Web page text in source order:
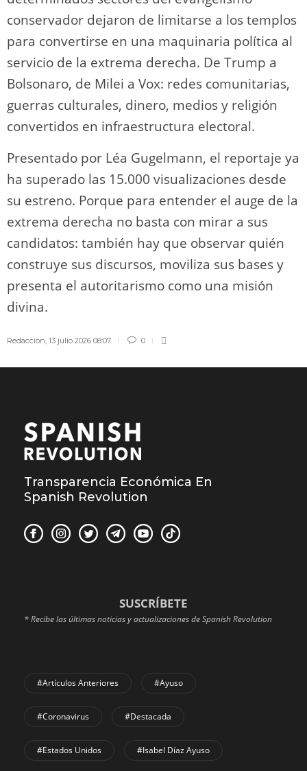
conservador dejaron de limitarse a los templos
para convertirse en una maquinaria política al
servicio de la extrema derecha. De Trump a
Bolsonaro, de Milei a Vox: redes comunitarias,
guerras culturales, dinero, medios y religión
convertidos en infraestructura electoral.
Presentado por Léa Gugelmann, el reportaje ya
ha superado las 15.000 visualizaciones desde
su estreno. Porque para entender el auge de la
extrema derecha no basta con mirar a sus
candidatos: también hay que observar quién
construye sus discursos, moviliza sus bases y
presenta el autoritarismo como una misión
divina.
Redaccion 13 julio 2026 08:07 0
Transparencia Económica En
Spanish Revolution
SUSCRÍBETE
* Recibe las últimas noticias y actualizaciones de Spanish Revolution
#Artículos Anteriores #Ayuso
#coronavirus #Destacada
#Estados Unidos #Isabel Díaz Ayuso